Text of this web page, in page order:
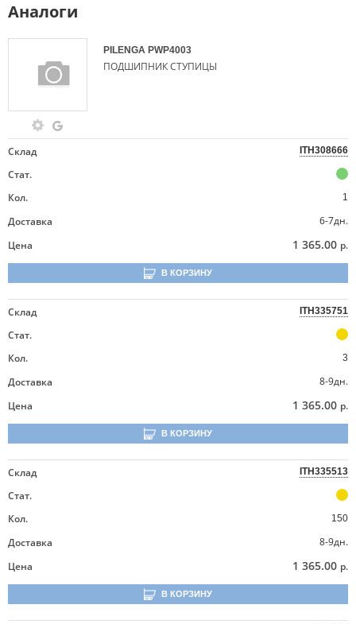
Аналоги
PILENGA PWP4003
ПОДШИПНИК СТУПИЦЫ
Склад ITH308666
Стат.
Кол.
1
Доставка
6-7дн.
Цена
1 365.00 р.
В КОРЗИНУ
Склад ITH335751
Стат.
Кол.
3
Доставка
8-9дн.
Цена
1 365.00 р.
В КОРЗИНУ
Склад ITH335513
Стат.
Кол.
150
Доставка
8-9дн.
Цена
1 365.00 р.
В КОРЗИНУ